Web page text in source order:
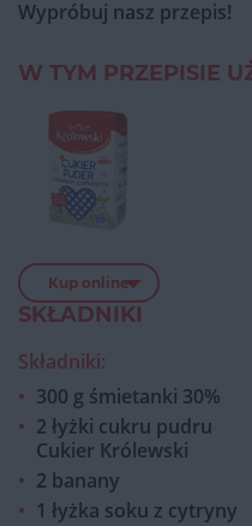
Wypróbuj nasz przepis!
W TYM PRZEPISIE
Kup online
SKŁADNIKI
Składniki:
300 g śmietanki 30%
2 łyżki cukru pudru
Cukier Królewski
2 banany
1 łyżka soku z cytryny